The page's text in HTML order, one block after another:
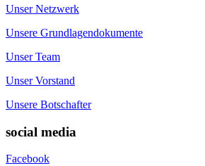
Unser Netzwerk
Unsere Grundlagendokumente
Unser Team
Unser Vorstand
Unsere Botschafter
social media
Facebook